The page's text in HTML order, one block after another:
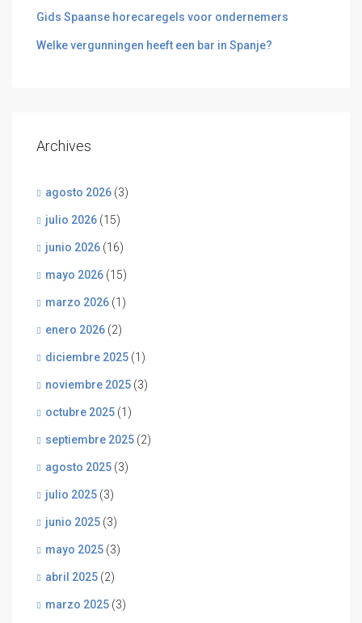
Gids Spaanse horecaregels voor ondernemers
Welke vergunningen heeft een bar in Spanje?
Archives
agosto 2026 (3)
julio 2026 (15)
junio 2026 (16)
mayo 2026 (15)
marzo 2026 (1)
enero 2026 (2)
diciembre 2025 (1)
noviembre 2025 (3)
octubre 2025 (1)
septiembre 2025 (2)
agosto 2025 (3)
julio 2025 (3)
junio 2025 (3)
mayo 2025 (3)
abril 2025 (2)
marzo 2025 (3)